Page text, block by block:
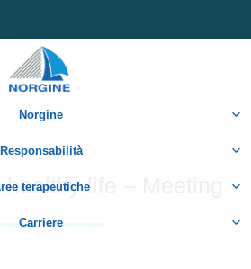
Norgine
Responsabilità
terapeutiche
Carriere
healthy life – Meeting